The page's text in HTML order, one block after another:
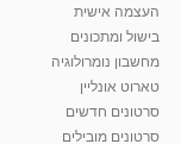
05:37
העצמה אישית
בישול ומתכונים
מחשבון נומרולוגיה
טארוט אונליין
סרטונים חדשים
סרטונים מובילים